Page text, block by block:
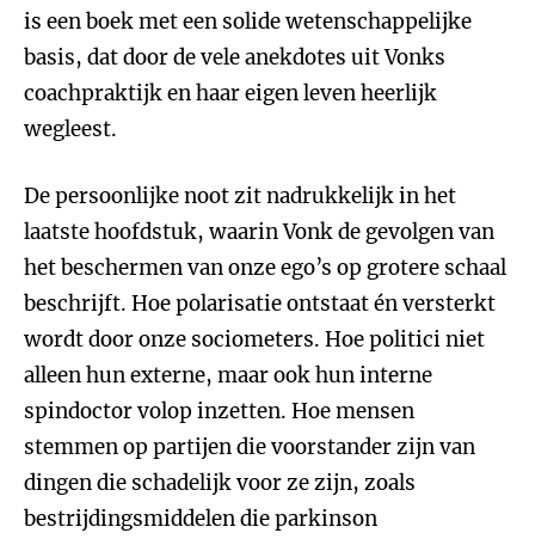
is een boek met een solide wetenschappelijke
basis, dat door de vele anekdotes uit Vonks
coachpraktijk en haar eigen leven heerlijk
wegleest.
De persoonlijke noot zit nadrukkelijk in het
laatste hoofdstuk, waarin Vonk de gevolgen van
het beschermen van onze ego’s op grotere schaal
beschrijft. Hoe polarisatie ontstaat én versterkt
wordt door onze sociometers. Hoe politici niet
alleen hun externe, maar ook hun interne
spindoctor volop inzetten. Hoe mensen
stemmen op partijen die voorstander zijn van
dingen die schadelijk voor ze zijn, zoals
bestrijdingsmiddelen die parkinson